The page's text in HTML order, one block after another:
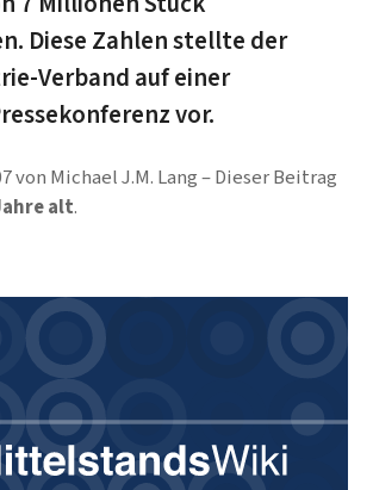
Diese Zahlen stellte der
Verband auf einer
vor.
von Michael J.M. Lang
Dieser Beitrag
alt.